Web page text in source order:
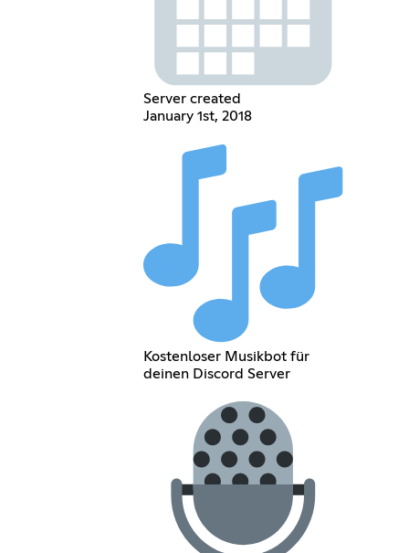
Server created
January 1st, 2018
Kostenloser Musikbot für
deinen Discord Server